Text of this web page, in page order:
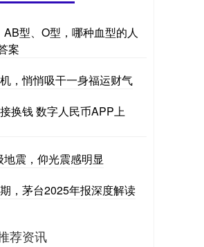
型、O型，哪种血型的人
案
，悄悄吸干一身福运财气
换钱 数字人民币APP上
震，仰光震感明显
，茅台2025年报深度解读
荐资讯